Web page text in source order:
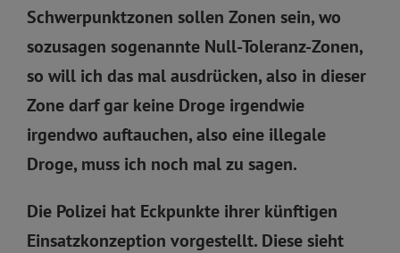
Schwerpunktzonen sollen Zonen sein, wo
sozusagen sogenannte Null-Toleranz-Zonen,
so will ich das mal ausdrücken, also in dieser
Zone darf gar keine Droge irgendwie
irgendwo auftauchen, also eine illegale
Droge, muss ich noch mal zu sagen.
Die Polizei hat Eckpunkte ihrer künftigen
Einsatzkonzeption vorgestellt. Diese sieht